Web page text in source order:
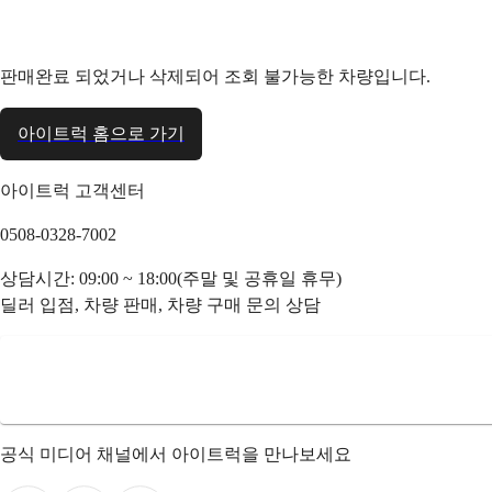
판매완료 되었거나 삭제되어 조회 불가능한 차량입니다.
아이트럭 홈으로 가기
아이트럭 고객센터
0508-0328-7002
상담시간: 09:00 ~ 18:00(주말 및 공휴일 휴무)
딜러 입점, 차량 판매, 차량 구매 문의 상담
공식 미디어 채널에서 아이트럭을 만나보세요